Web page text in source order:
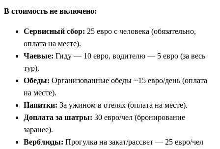
В стоимость не включено:
Сервисный сбор: 25 евро с человека (обязательно,
оплата на месте).
Чаевые: Гиду — 10 евро, водителю — 5 евро (за весь
тур).
Обеды: Организованные обеды ~15 евро/день (оплата
на месте).
Напитки: За ужином в отелях (оплата на месте).
Доплата за шатры: 30 евро/чел (бронирование
заранее).
Верблюды: Прогулка на закат/рассвет — 25 евро/чел